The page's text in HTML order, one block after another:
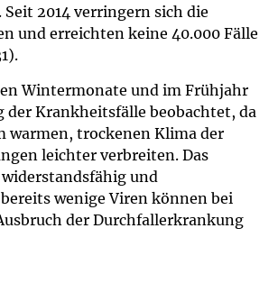
2014 verringern sich die
und erreichten keine 40.000 Fälle
Wintermonate und im Frühjahr
der Krankheitsfälle beobachtet, da
warmen, trockenen Klima der
leichter verbreiten. Das
und
wenige Viren können bei
der Durchfallerkrankung